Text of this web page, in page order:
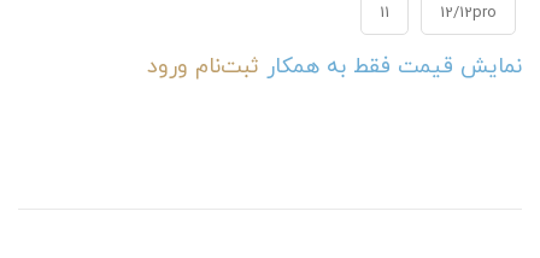
12/12pro
11
نمایش قیمت فقط به همکار ثبت‌نام ورود